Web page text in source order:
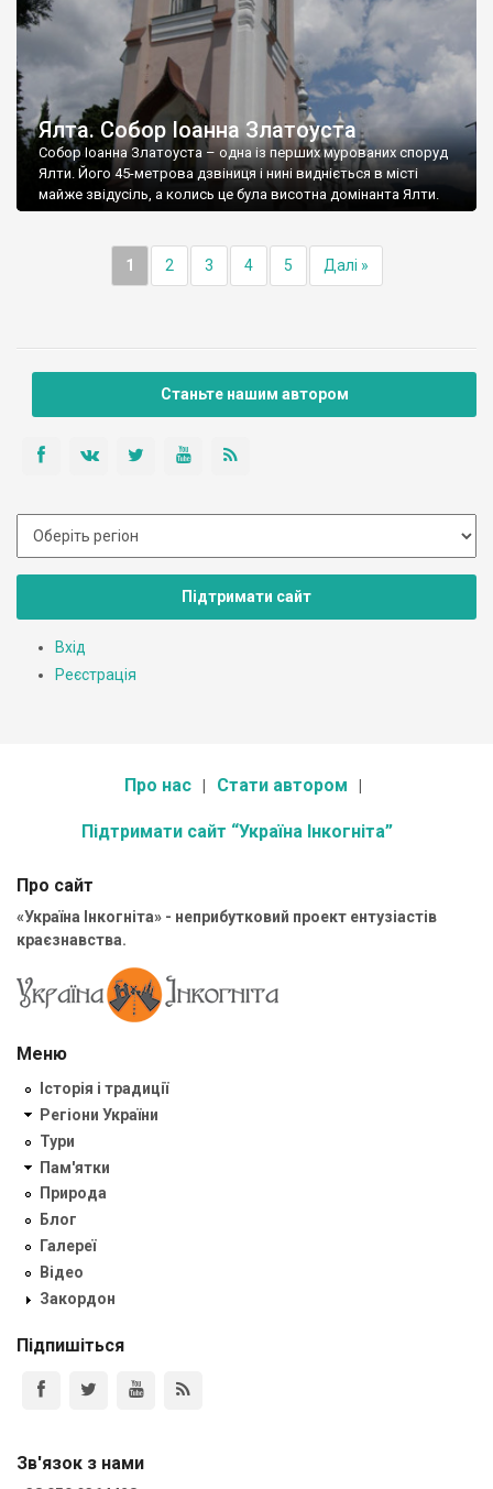
Ялта. Собор Іоанна Златоуста
Собор Іоанна Златоуста – одна із перших мурованих споруд
Ялти. Його 45-метрова дзвіниця і нині видніється в місті
майже звідусіль, а колись це була висотна домінанта Ялти.
1 2 3 4 5 Далі »
Станьте нашим автором
Підтримати сайт
Вхід
Реєстрація
Про нас Стати автором
Підтримати сайт “Україна Інкогніта”
Про сайт
«Україна Інкогніта» - неприбутковий проект ентузіастів
краєзнавства.
Меню
Історія і традиції
Регіони України
Тури
Пам'ятки
Природа
Блог
Галереї
Відео
Закордон
Підпишіться
Зв'язок з нами